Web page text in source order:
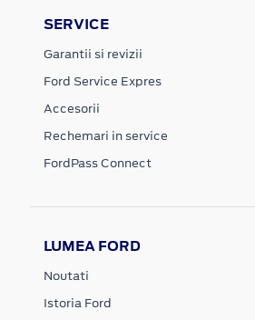
SERVICE
Garantii si revizii
Ford Service Expres
Accesorii
Rechemari in service
FordPass Connect
LUMEA FORD
Noutati
Istoria Ford